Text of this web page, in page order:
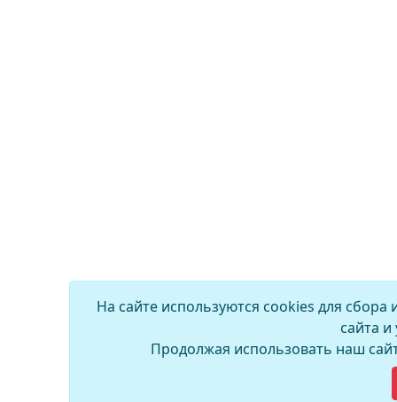
На сайте используются cookies для
сайта и
Продолжая использовать наш